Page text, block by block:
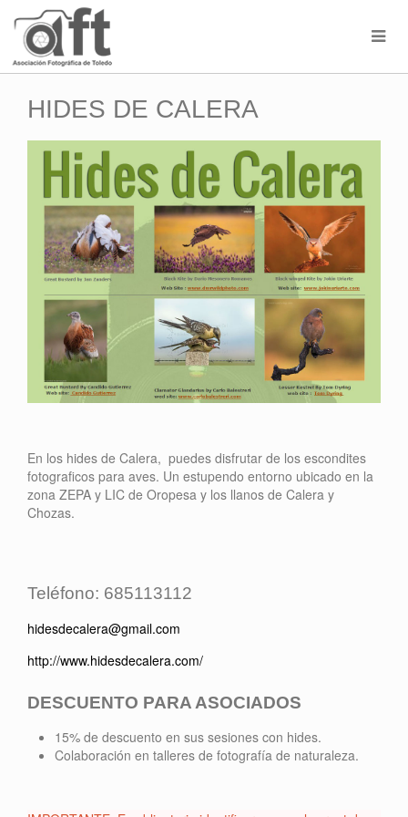
HIDES DE CALERA
En los hides de Calera, puedes disfrutar de los escondites
fotograficos para aves. Un estupendo entorno ubicado en la
zona ZEPA y LIC de Oropesa y los llanos de Calera y
Chozas.
Teléfono: 685113112
hidesdecalera@gmail.com
http://www.hidesdecalera.com/
DESCUENTO PARA ASOCIADOS
15% de descuento en sus sesiones con hides.
Colaboración en talleres de fotografía de naturaleza.